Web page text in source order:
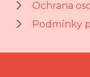
Ochrana
Podmínky